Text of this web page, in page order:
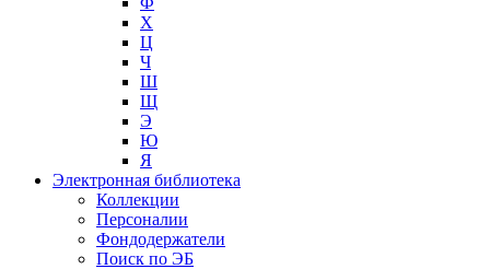
Х
Ц
Ч
Ш
Щ
Э
Ю
Я
Электронная библиотека
Коллекции
Персоналии
Фондодержатели
Поиск по ЭБ